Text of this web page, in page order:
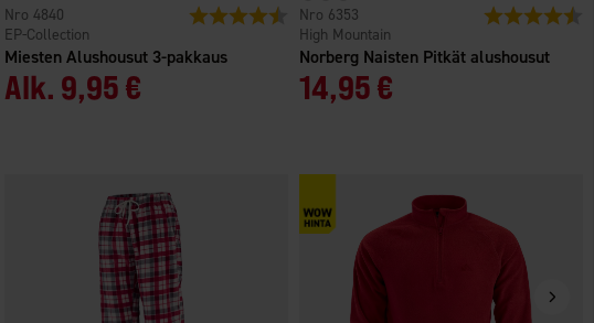
4.5 5:sta tähdestä
Miesten Alushousut 3-pakkaus
EP-Collection
4840
Alk. 9,95 €
Arvio: 4.5 5:sta tähdestä
Norberg Naisten Pitkät alushousut
High Mountain
6353
14,95 €
Arvio: